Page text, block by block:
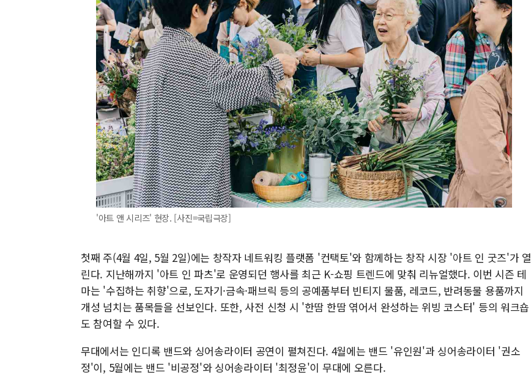
'아트 앤 시리즈' 현장. [사진=국립극장]
첫째 주(4월 4일, 5월 2일)에는 창작자 네트워킹 플랫폼 '컨택토'와 함께하는 창작 시장 '아트 인 굿즈'가 열
린다. 지난해까지 '아트 인 파츠'로 운영되던 행사를 최근 K-쇼핑 트렌드에 맞춰 리뉴얼했다. 이번 시즌 테
마는 '수집하는 취향'으로, 도자기·금속·패브릭 등의 공예품부터 빈티지 물품, 레코드, 반려동물 용품까지
개성 넘치는 품목들을 선보인다. 또한, 사전 신청 시 '한땀 한땀 엮어서 완성하는 위빙 코스터' 등의 워크숍
도 참여할 수 있다.
무대에서는 인디록 밴드와 싱어송라이터 공연이 펼쳐진다. 4월에는 밴드 '유인원'과 싱어송라이터 '권소
정'이, 5월에는 밴드 '비공정'와 싱어송라이터 '최정윤'이 무대에 오른다.